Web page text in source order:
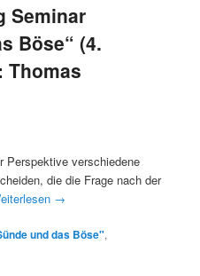
Seminar
Böse“ (4.
Thomas
Perspektive verschiedene
die die Frage nach der
→
und das Böse",